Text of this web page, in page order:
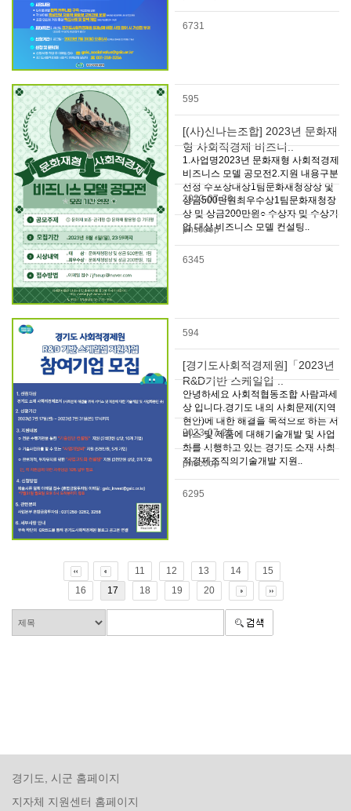
6731
595
[(사)신나는조합] 2023년 문화재
형 사회적경제 비즈니..
1.사업명2023년 문화재형 사회적경제
비즈니스 모델 공모전2.지원 내용구분
선정 수포상대상1팀문화재청장상 및
상금500만원최우수상1팀문화재청장
상 및 상금200만원○ 수상자 및 수상기
업 대상 비즈니스 모델 컨설팅..
2023-07-26
pnscoop
6345
594
[경기도사회적경제원]「2023년
R&D기반 스케일업 ..
안녕하세요 사회적협동조합 사람과세
상 입니다.경기도 내의 사회문제(지역
현안)에 대한 해결을 목적으로 하는 서
비스 및 제품에 대해기술개발 및 사업
화를 시행하고 있는 경기도 소재 사회
적경제조직의기술개발 지원..
2023-07-25
pnscoop
6295
11 12 13 14
15
16
17 18 19 20
경기도, 시군 홈페이지
지자체 지원센터 홈페이지